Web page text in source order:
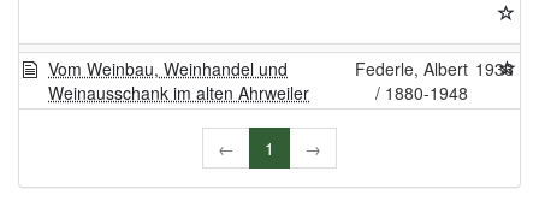
Vom Weinbau, Weinhandel und
Weinausschank im alten Ahrweiler
Federle, Albert
/ 1880-1948
1936
← 1 →